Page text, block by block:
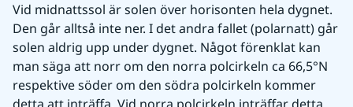
Vid midnattssol är solen över horisonten hela dygnet.
Den går alltså inte ner. I det andra fallet (polarnatt) går
solen aldrig upp under dygnet. Något förenklat kan
man säga att norr om den norra polcirkeln ca 66,5°N
respektive söder om den södra polcirkeln kommer